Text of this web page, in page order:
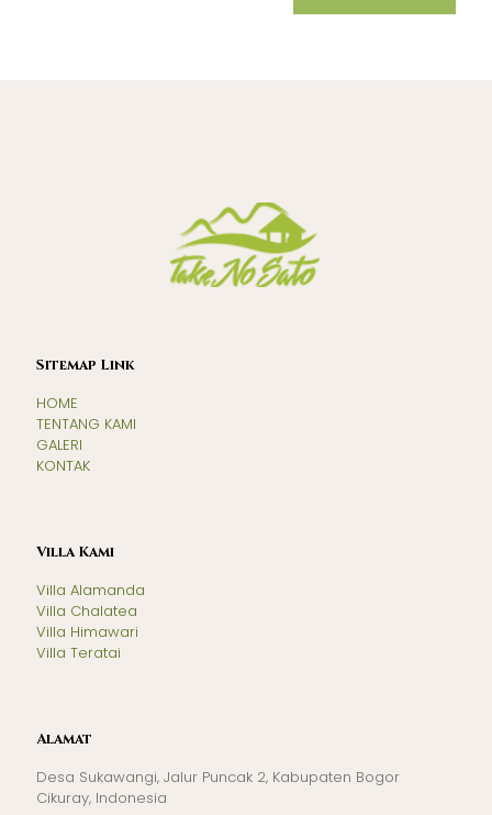
Sitemap Link
HOME
TENTANG KAMI
GALERI
KONTAK
Villa Kami
Villa Alamanda
Villa Chalatea
Villa Himawari
Villa Teratai
Alamat
Desa Sukawangi, Jalur Puncak 2, Kabupaten Bogor
Cikuray, Indonesia